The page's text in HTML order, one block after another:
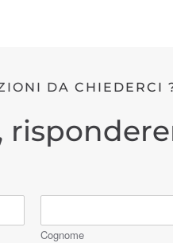
DA CHIEDERCI
Cognome